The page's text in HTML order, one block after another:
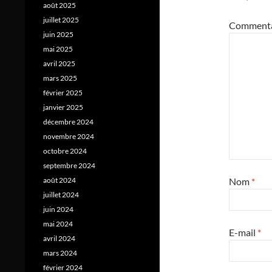
Nom *
E-mail *
août 2025
juillet 2025
juin 2025
mai 2025
avril 2025
mars 2025
février 2025
janvier 2025
décembre 2024
novembre 2024
octobre 2024
septembre 2024
août 2024
juillet 2024
juin 2024
mai 2024
avril 2024
mars 2024
février 2024